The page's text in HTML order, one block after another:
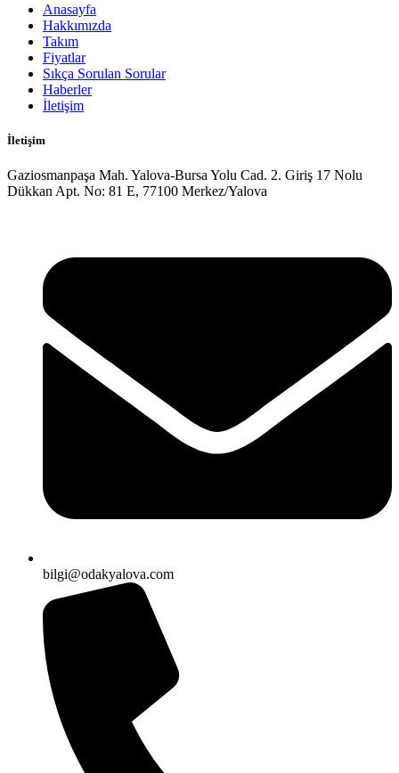
Anasayfa
Hakkımızda
Takım
Fiyatlar
Sıkça Sorulan Sorular
Haberler
İletişim
İletişim
Gaziosmanpaşa Mah. Yalova-Bursa Yolu Cad. 2. Giriş 17 Nolu
Dükkan Apt. No: 81 E, 77100 Merkez/Yalova
bilgi@odakyalova.com